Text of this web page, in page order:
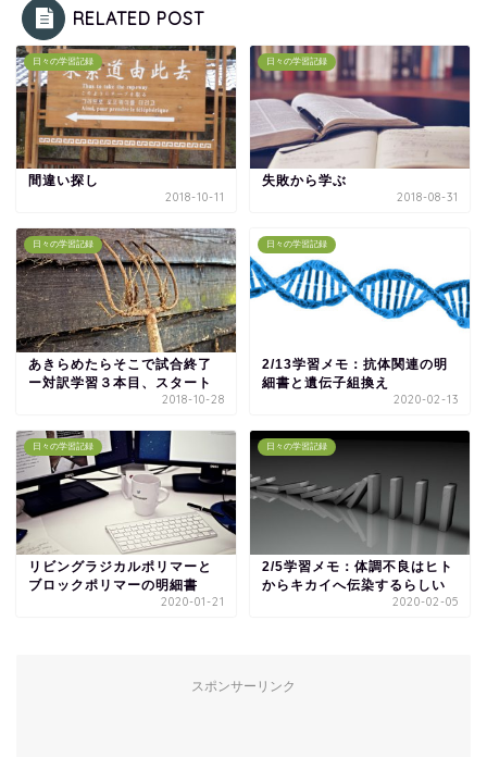
RELATED POST
日々の学習記録
間違い探し
2018-10-11
日々の学習記録
失敗から学ぶ
2018-08-31
日々の学習記録
あきらめたらそこで試合終了
ー対訳学習３本目、スタート
2018-10-28
日々の学習記録
2/13学習メモ：抗体関連の明
細書と遺伝子組換え
2020-02-13
日々の学習記録
リビングラジカルポリマーと
ブロックポリマーの明細書
2020-01-21
日々の学習記録
2/5学習メモ：体調不良はヒト
からキカイへ伝染するらしい
2020-02-05
スポンサーリンク